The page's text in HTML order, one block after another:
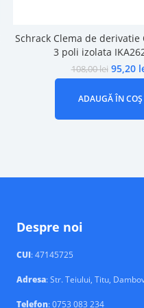
Schrack Clema de derivatie
3 poli izolata
108,00lei 95,20
ADAUGĂ ÎN COȘ
Despre noi
CUI: 47145725
Adresa: Str. Teiului, Titu,
Telefon: 0753 083 234